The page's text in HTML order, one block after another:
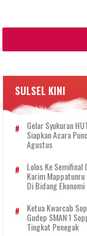
SULSEL KINI
Gelar Syukuran
Siapkan Acara
Agustus
Lolos Ke Semifinal
Karim Mappatunru
Di Bidang Ekonomi
Ketua Kwarcab
Gudep SMAN 1
Tingkat Penegak